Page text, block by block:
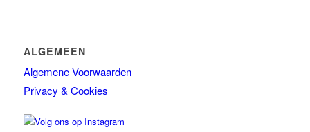
ALGEMEEN
Algemene Voorwaarden
Privacy & Cookies